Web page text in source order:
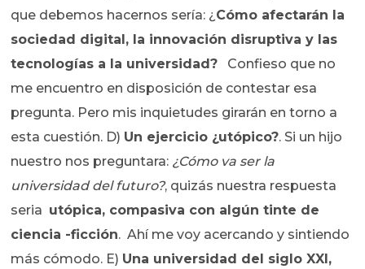
que debemos hacernos sería: ¿Cómo afectarán la
sociedad digital, la innovación disruptiva y las
tecnologías a la universidad? Confieso que no
me encuentro en disposición de contestar esa
pregunta. Pero mis inquietudes girarán en torno a
esta cuestión. D) Un ejercicio ¿utópico?. Si un hijo
nuestro nos preguntara: ¿Cómo va ser la
universidad del futuro?, quizás nuestra respuesta
seria utópica, compasiva con algún tinte de
ciencia -ficción. Ahí me voy acercando y sintiendo
más cómodo. E) Una universidad del siglo XXI,